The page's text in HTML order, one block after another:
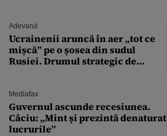
Adevarul
Ucrainenii aruncă în aer „tot ce
mișcă” pe o șosea din sudul
Rusiei. Drumul strategic de
Mediafax
Guvernul ascunde recesiunea.
Câciu: „Mint și prezintă denaturat
lucrurile”